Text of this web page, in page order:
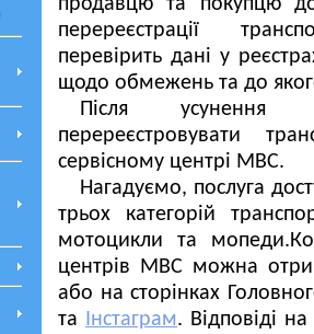
продавцю та покупцю
перереєстрації
перевірить дані у
щодо обмежень та до
Після усунення
перереєстровувати
сервісному центрі МВС.
Нагадуємо, послуга
трьох категорій
мотоцикли та
центрів МВС можна
або на сторінках
та Інстаграм. Відповіді